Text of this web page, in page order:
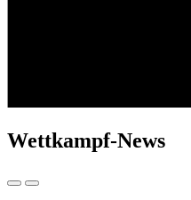
Wettkampf-News